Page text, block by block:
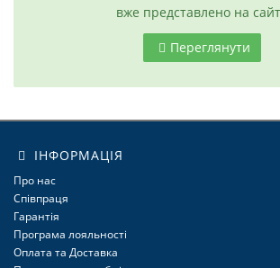
вже представлено на
Переглянути
ІНФОРМАЦІЯ
Про нас
Співпраця
Гарантія
Програма лояльності
Оплата та Доставка